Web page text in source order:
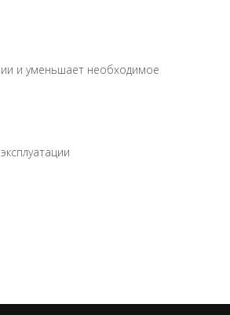
и уменьшает необходимое